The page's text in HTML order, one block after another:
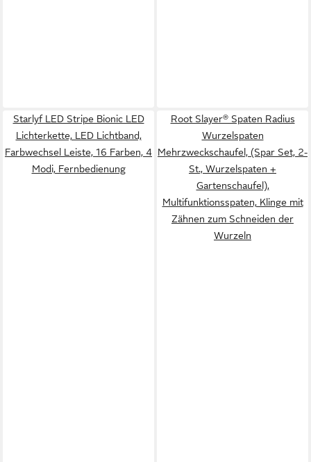
Starlyf LED Stripe Bionic LED
Lichterkette, LED Lichtband,
Farbwechsel Leiste, 16 Farben, 4
Modi, Fernbedienung
Root Slayer® Spaten Radius
Wurzelspaten
Mehrzweckschaufel, (Spar Set, 2-
St., Wurzelspaten +
Gartenschaufel),
Multifunktionsspaten, Klinge mit
Zähnen zum Schneiden der
Wurzeln